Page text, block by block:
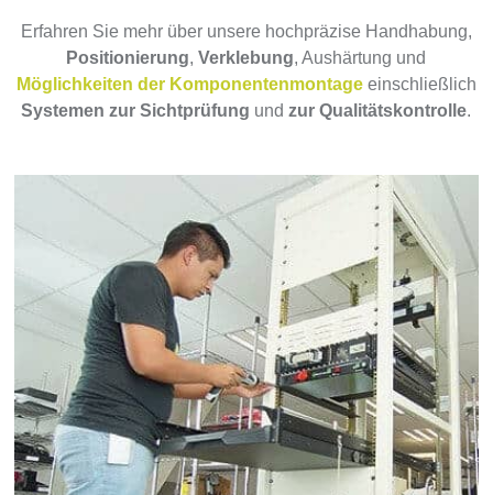
Erfahren Sie mehr über unsere hochpräzise Handhabung,
Positionierung,Verklebung, Aushärtung und
Möglichkeiten der Komponentenmontageeinschließlich
Systemen zur Sichtprüfung undzur Qualitätskontrolle.